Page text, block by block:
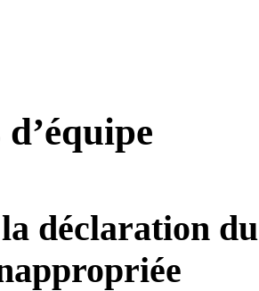
déclaration